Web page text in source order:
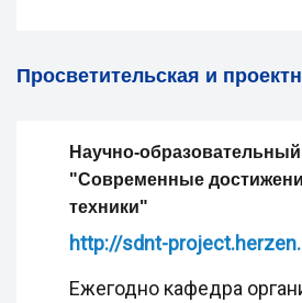
Просветительская и
Научно-
"Современные
техники"
http://sdnt-
Ежегодно кафедра